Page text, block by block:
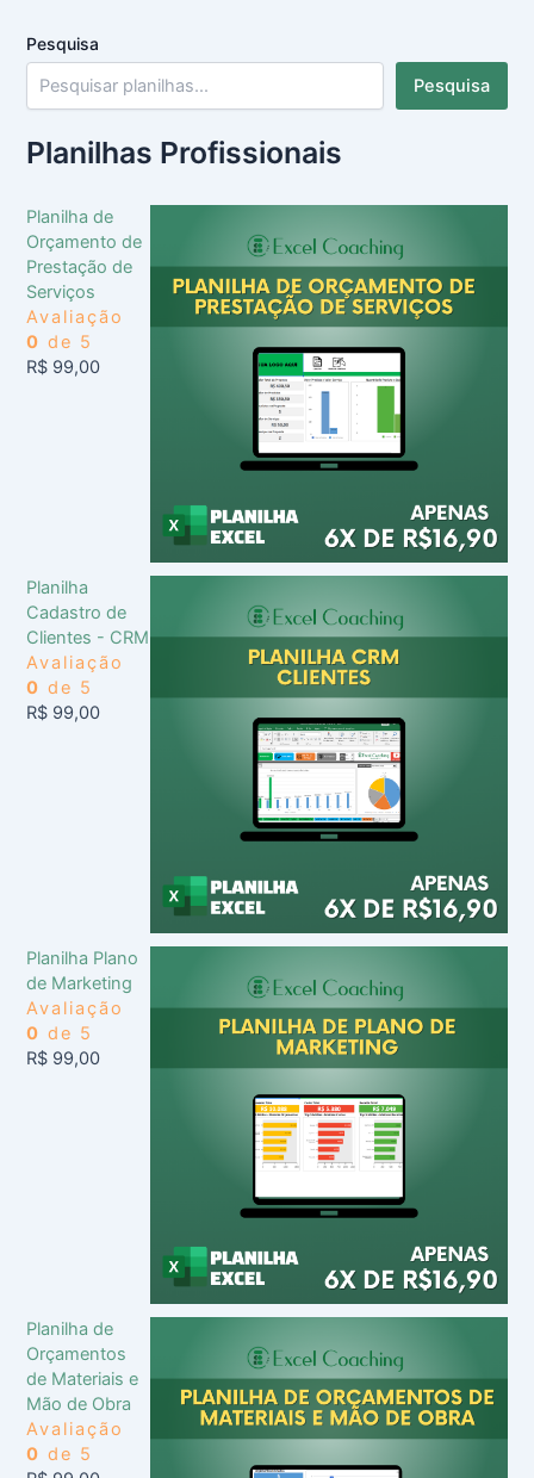
Pesquisa
Pesquisa
Planilhas Profissionais
Planilha de
Orçamento de
Prestação de
Serviços
Avaliação
0 de 5
R$ 99,00
Planilha
Cadastro de
Clientes - CRM
Avaliação
0 de 5
R$ 99,00
Planilha Plano
de Marketing
Avaliação
0 de 5
R$ 99,00
Planilha de
Orçamentos
de Materiais e
Mão de Obra
Avaliação
0 de 5